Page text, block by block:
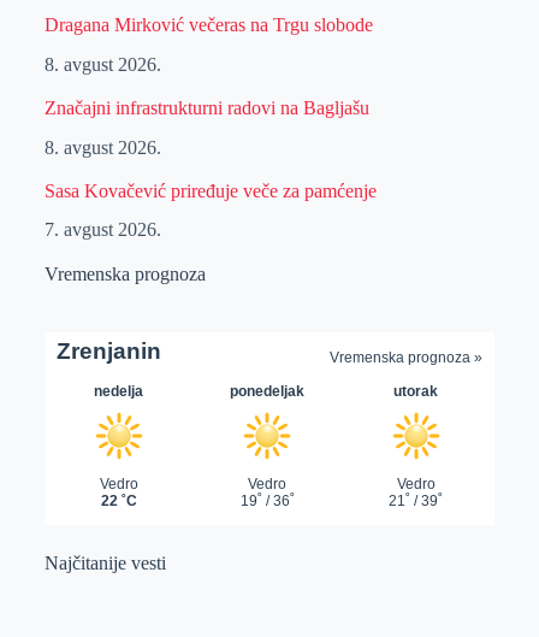
Dragana Mirković večeras na Trgu slobode
8. avgust 2026.
Značajni infrastrukturni radovi na Bagljašu
8. avgust 2026.
Sasa Kovačević priređuje veče za pamćenje
7. avgust 2026.
Vremenska prognoza
Najčitanije vesti